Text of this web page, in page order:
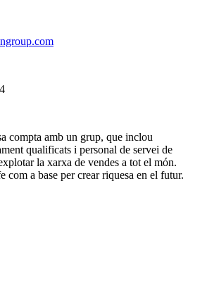
compta amb un grup, que inclou
qualificats i personal de servei de
la xarxa de vendes a tot el món.
com a base per crear riquesa en el futur.